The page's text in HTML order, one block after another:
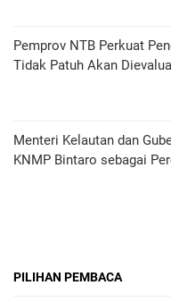
Pemprov NTB Perkuat
Tidak Patuh Akan
Menteri Kelautan dan
KNMP Bintaro sebagai
PILIHAN PEMBACA